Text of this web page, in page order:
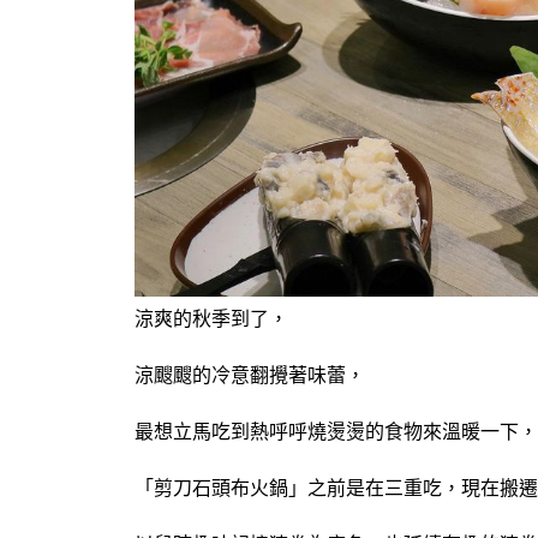
涼爽的秋季到了，
涼颼颼的冷意翻攪著味蕾，
最想立馬吃到熱呼呼燒燙燙的食物來溫暖一下，
「剪刀石頭布火鍋」之前是在三重吃，現在搬